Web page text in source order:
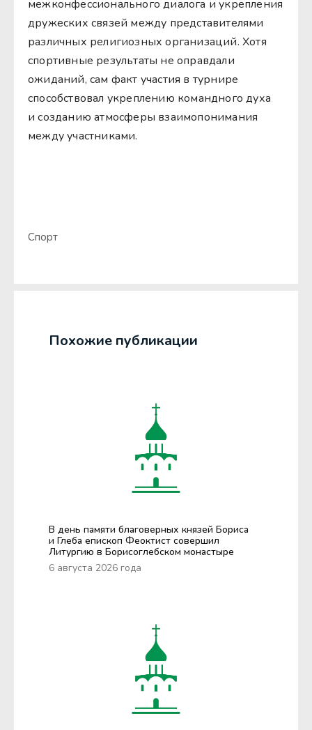
межконфессионального диалога и укрепления
дружеских связей между представителями
различных религиозных организаций. Хотя
спортивные результаты не оправдали
ожиданий, сам факт участия в турнире
способствовал укреплению командного духа
и созданию атмосферы взаимопонимания
между участниками.
Спорт
Похожие публикации
В день памяти благоверных князей Бориса
и Глеба епископ Феоктист совершил
Литургию в Борисоглебском монастыре
6 августа 2026 года